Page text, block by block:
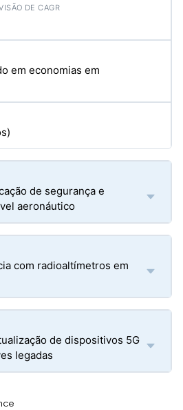
em economias em
de segurança e
aeronáutico
com radioaltímetros em
de dispositivos 5G
legadas